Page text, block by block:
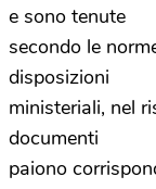
e sono tenute
secondo le
disposizioni
ministeriali, nel
documenti
paiono